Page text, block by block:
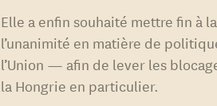
Elle a enfin souhaité mettre fin à
l’unanimité en matière de
l’Union — afin de lever les
la Hongrie en particulier.